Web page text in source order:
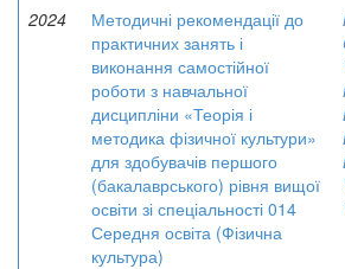
2024
Методичні рекомендації до
практичних занять і
виконання самостійної
роботи з навчальної
дисципліни «Теорія і
методика фізичної культури»
для здобувачів першого
(бакалаврського) рівня вищої
освіти зі спеціальності 014
Середня освіта (Фізична
культура)